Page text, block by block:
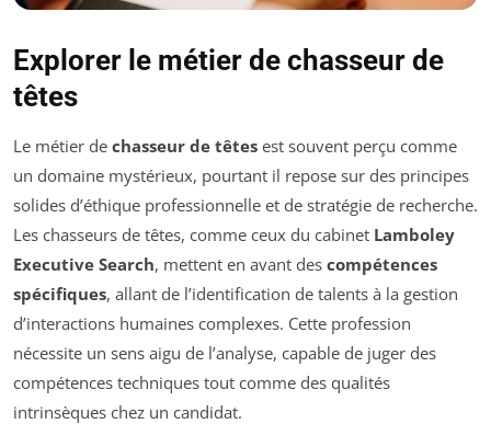
Explorer le métier de chasseur de
têtes
Le métier de chasseur de têtes est souvent perçu comme
un domaine mystérieux, pourtant il repose sur des principes
solides d’éthique professionnelle et de stratégie de recherche.
Les chasseurs de têtes, comme ceux du cabinet Lamboley
Executive Search, mettent en avant des compétences
spécifiques, allant de l’identification de talents à la gestion
d’interactions humaines complexes. Cette profession
nécessite un sens aigu de l’analyse, capable de juger des
compétences techniques tout comme des qualités
intrinsèques chez un candidat.